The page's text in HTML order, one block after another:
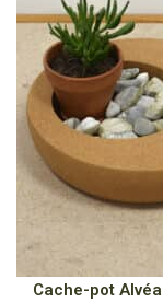
Cache-pot Alvéa